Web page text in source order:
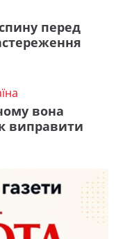
перед
вона
виправити